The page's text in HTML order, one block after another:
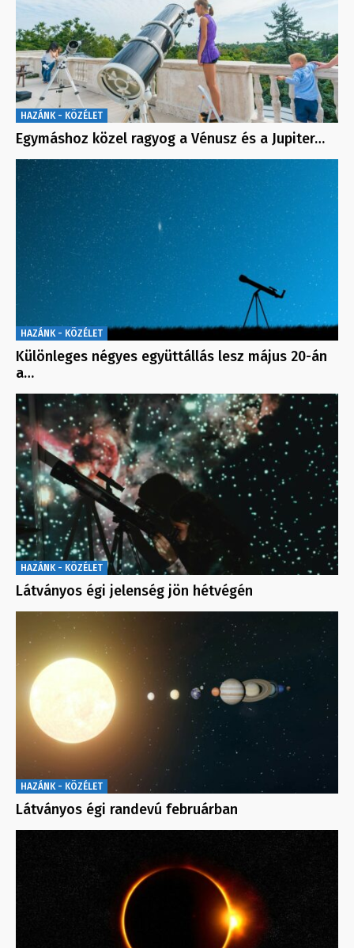
HAZÁNK - KÖZÉLET
Egymáshoz közel ragyog a Vénusz és a Jupiter…
HAZÁNK - KÖZÉLET
Különleges négyes együttállás lesz május 20-án
a…
HAZÁNK - KÖZÉLET
Látványos égi jelenség jön hétvégén
HAZÁNK - KÖZÉLET
Látványos égi randevú februárban